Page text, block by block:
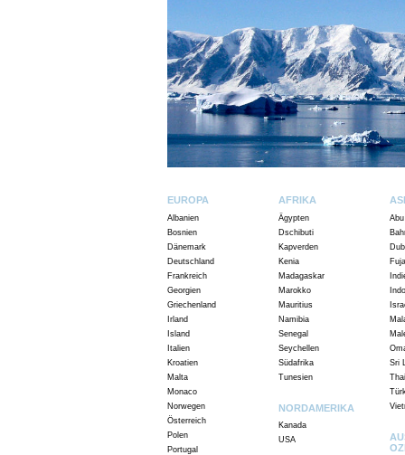
EUROPA
Albanien
Bosnien
Dänemark
Deutschland
Frankreich
Georgien
Griechenland
Irland
Island
Italien
Kroatien
Malta
Monaco
Norwegen
Österreich
Polen
Portugal
AFRIKA
Ägypten
Dschibuti
Kapverden
Kenia
Madagaskar
Marokko
Mauritius
Namibia
Senegal
Seychellen
Südafrika
Tunesien
NORDAMERIKA
Kanada
USA
Sri